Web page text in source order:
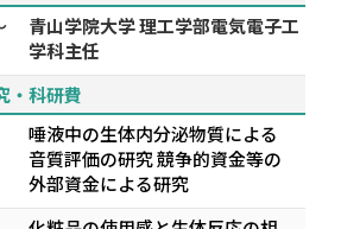
青山学院大学 理工学部電気電子工
学科主任
・科研費
唾液中の生体内分泌物質による
音質評価の研究 競争的資金等の
外部資金による研究